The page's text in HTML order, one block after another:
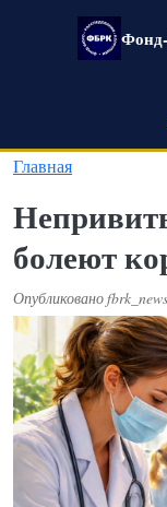
Перейти к основному
Главная
болеют
Опубликованоfbrk_news